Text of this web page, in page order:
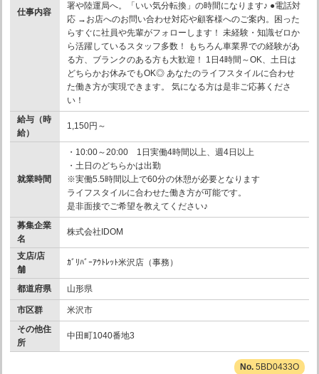
仕事内容
署や陸運局へ。「いい気分転換」の時間になります♪ ●電話対
応 →お店へのお問い合わせ対応や顧客様へのご案内。困った
らすぐに社員や先輩がフォローします！ 未経験・知識ゼロか
ら活躍しているスタッフ多数！ もちろん車業界での経験があ
る方、ブランクのある方も大歓迎！ 1日4時間～OK、土日は
どちらかお休みでもOK◎ あなたのライフスタイルに合わせ
た働き方が実現できます。 気になる方は是非ご応募くださ
い！
給与（時
給）
1,150円～
就業時間
・10:00～20:00 1日実働4時間以上、週4日以上
・土日のどちらかは出勤
※実働5.5時間以上で60分の休憩が必要となります
ライフスタイルに合わせた働き方が可能です。
是非面接でご希望を教えてください♪
募集企業
名
株式会社IDOM
支店/店
舗
ｶﾞﾘﾊﾞｰｱｳﾄﾚｯﾄ米沢店（事務）
都道府県 山形県
市区群
米沢市
その他住
所
中田町1040番地3
5BD0433O